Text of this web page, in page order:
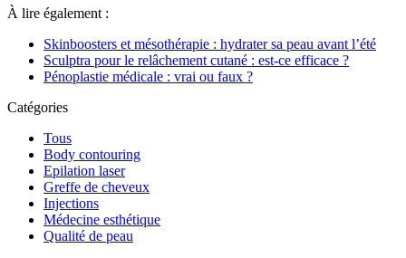
À lire également :
Skinboosters et mésothérapie : hydrater sa peau avant l’été
Sculptra pour le relâchement cutané : est-ce efficace ?
Pénoplastie médicale : vrai ou faux ?
Catégories
Tous
Body contouring
Epilation laser
Greffe de cheveux
Injections
Médecine esthétique
Qualité de peau